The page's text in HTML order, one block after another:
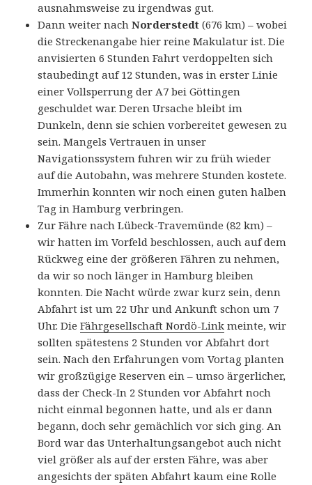
ausnahmsweise zu irgendwas gut.
Dann weiter nachNorderstedt (676 km) – wobei
die Streckenangabe hier reine Makulatur ist. Die
anvisierten 6 Stunden Fahrt verdoppelten sich
staubedingt auf 12 Stunden, was in erster Linie
einer Vollsperrung der A7 bei Göttingen
geschuldet war. Deren Ursache bleibt im
Dunkeln, denn sie schien vorbereitet gewesen zu
sein. Mangels Vertrauen in unser
Navigationssystem fuhren wir zu früh wieder
auf die Autobahn, was mehrere Stunden kostete.
Immerhin konnten wir noch einen guten halben
Tag in Hamburg verbringen.
Zur Fähre nach Lübeck-Travemünde (82 km) –
wir hatten im Vorfeld beschlossen, auch auf dem
Rückweg eine der größeren Fähren zu nehmen,
da wir so noch länger in Hamburg bleiben
konnten. Die Nacht würde zwar kurz sein, denn
Abfahrt ist um 22 Uhr und Ankunft schon um 7
Uhr. DieFährgesellschaft Nordö-Link meinte, wir
sollten spätestens 2 Stunden vor Abfahrt dort
sein. Nach den Erfahrungen vom Vortag planten
wir großzügige Reserven ein – umso ärgerlicher,
dass der Check-In 2 Stunden vor Abfahrt noch
nicht einmal begonnen hatte, und als er dann
begann, doch sehr gemächlich vor sich ging. An
Bord war das Unterhaltungsangebot auch nicht
viel größer als auf der ersten Fähre, was aber
angesichts der späten Abfahrt kaum eine Rolle